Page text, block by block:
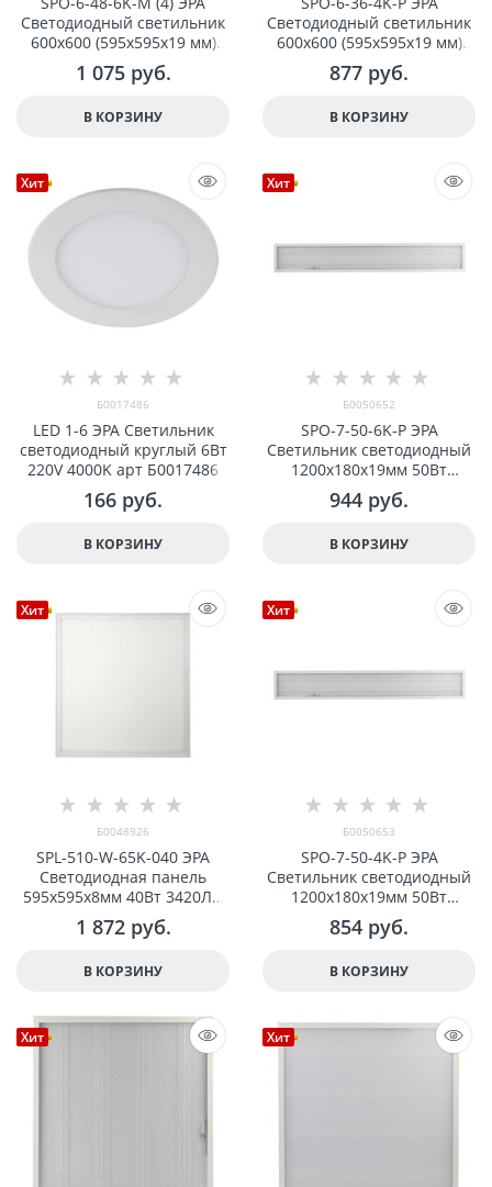
Светодиодный светильник
600х600 (595x595x19 мм)
48Вт 6500К Армстронг,
Матовый Б0035360
1 075 руб.
В КОРЗИНУ
Светодиодный светильник
600х600 (595x595x19 мм)
36Вт 4000К Армстронг,
Призма, с коннектором для
877 руб.
В КОРЗИНУ
Хит
Б0017486
LED 1-6 ЭРА Светильник
светодиодный круглый 6Вт
220V 4000K арт Б0017486
166 руб.
В КОРЗИНУ
Хит
Б0050652
SPO-7-50-6K-P ЭРА
Светильник светодиодный
1200x180x19мм 50Вт
4500Лм 6000К призма арт
Б0050652
944 руб.
В КОРЗИНУ
Хит
Б0048926
SPL-510-W-65K-040 ЭРА
Светодиодная панель
595x595x8мм 40Вт 3420Лм
6500К IP40 Белая без
драйвера арт Б0048926
1 872 руб.
В КОРЗИНУ
Хит
Б0050653
SPO-7-50-4K-P ЭРА
Светильник светодиодный
1200x180x19мм 50Вт
4500Лм 4000K призма арт
Б0050653
854 руб.
В КОРЗИНУ
Хит Хит